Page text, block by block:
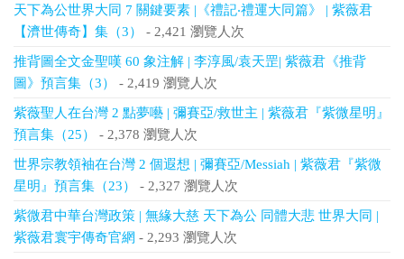
天下為公世界大同 7 關鍵要素 |《禮記‧禮運大同篇》 | 紫薇君
【濟世傳奇】集（3）
- 2,421 瀏覽人次
推背圖全文金聖嘆 60 象注解 | 李淳風/袁天罡| 紫薇君《推背
圖》預言集（3）
- 2,419 瀏覽人次
紫薇聖人在台灣 2 點夢囈 | 彌賽亞/救世主 | 紫薇君『紫微星明』
預言集（25）
- 2,378 瀏覽人次
世界宗教領袖在台灣 2 個遐想 | 彌賽亞/Messiah | 紫薇君『紫微
星明』預言集（23）
- 2,327 瀏覽人次
紫微君中華台灣政策 | 無緣大慈 天下為公 同體大悲 世界大同 |
紫薇君寰宇傳奇官網 - 2,293 瀏覽人次